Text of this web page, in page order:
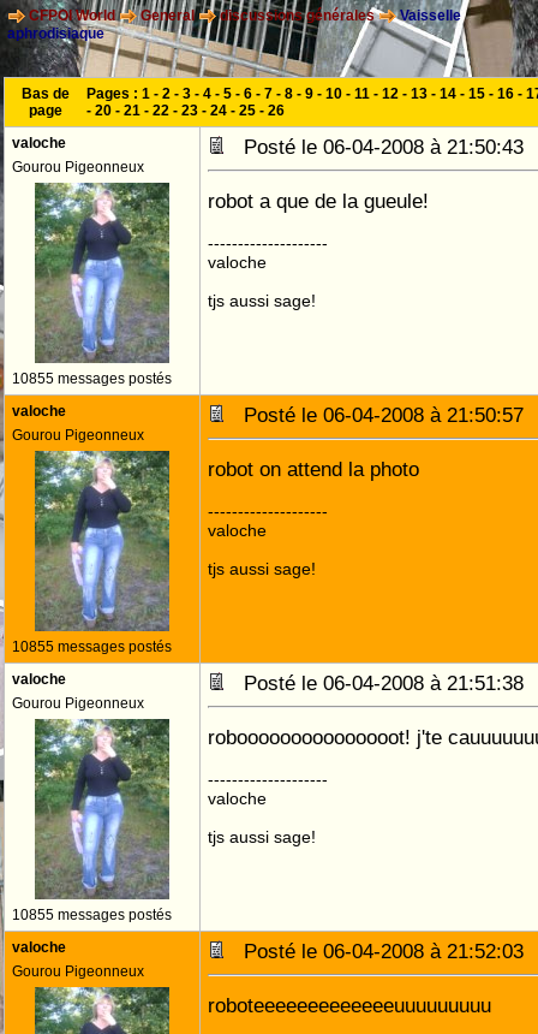
CFPOI World General discussions générales
Vaisselle
aphrodisiaque
Bas de
page
Pages : 1 - 2 - 3 - 4 - 5 - 6 - 7 - 8 - 9 - 10 - 11 - 12 - 13 - 14 - 15 - 16 -
- 20 - 21 - 22 - 23 - 24 - 25 - 26
valoche
Gourou Pigeonneux
10855 messages postés
Posté le 06-04-2008 à
robot a que de la gueule!
--------------------
valoche
tjs aussi sage!
valoche
Gourou Pigeonneux
10855 messages postés
Posté le 06-04-2008 à
robot on attend la photo
--------------------
valoche
tjs aussi sage!
valoche
Gourou Pigeonneux
10855 messages postés
Posté le 06-04-2008 à
robooooooooooooooot! j'te
--------------------
valoche
tjs aussi sage!
valoche
Gourou Pigeonneux
Posté le 06-04-2008 à
roboteeeeeeeeeeeeeuuuuuuuuu